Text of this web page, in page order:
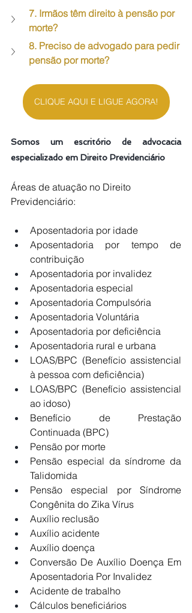
7. Irmãos têm direito à pensão por
morte?
8. Preciso de advogado para pedir
pensão por morte?
CLIQUE AQUI E LIGUE AGORA!
Somos um escritório de advocacia
especializado em Direito Previdenciário
Áreas de atuação no Direito
Previdenciário:
Aposentadoria por idade
Aposentadoria por tempo de
contribuição
Aposentadoria por invalidez
Aposentadoria especial
Aposentadoria Compulsória
Aposentadoria Voluntária
Aposentadoria por deficiência
Aposentadoria rural e urbana
LOAS/BPC (Benefício assistencial
à pessoa com deficiência)
LOAS/BPC (Benefício assistencial
ao idoso)
Benefício de Prestação
Continuada (BPC)
Pensão por morte
Pensão especial da síndrome da
Talidomida
Pensão especial por Síndrome
Congênita do Zika Vírus
Auxílio reclusão
Auxílio acidente
Auxílio doença
Conversão De Auxílio Doença Em
Aposentadoria Por Invalidez
Acidente de trabalho
Cálculos beneficiários